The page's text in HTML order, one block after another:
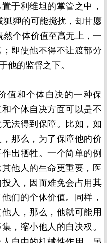
于利维坦的掌管之中，
狐狸的可能搅扰，却甘愿
然个体价值至高无上，一
即使他不得不让渡部分
他的监督之下。
值和个体自决的一种保
个体自决方面可以是不
法得到保障。比如，如
那么，为了保障他的价
出牺牲。一个简单的例
他人的生命更重要，医
入，因而难免会占用其
们的个体价值。同样，
人，那么，他就可能用
，缩小他人的自决权。